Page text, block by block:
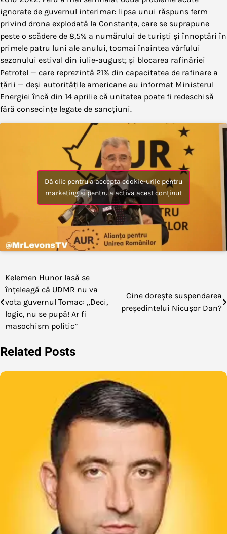
ignorate de guvernul interimar: lipsa unui răspuns ferm
privind drona explodată la Constanța, care se suprapune
peste o scădere de 8,5% a numărului de turiști și înnoptări în
primele patru luni ale anului, tocmai înaintea vârfului
sezonului estival din iulie-august; și blocarea rafinăriei
Petrotel — care reprezintă 21% din capacitatea de rafinare a
țării — deși autoritățile americane au informat Ministerul
Energiei încă din 14 aprilie că unitatea poate fi redeschisă
fără consecințe legate de sancțiuni.
Dă clic pentru a accepta cookie-urile pentru
marketing și pentru a activa acest conținut
Navigare
în
articole
Kelemen Hunor lasă se
înțeleagă că UDMR nu va
vota guvernul Tomac: „Deci,
logic, nu se pupă! Ar fi
masochism politic”
Cine dorește suspendarea
președintelui Nicușor Dan?
Related Posts